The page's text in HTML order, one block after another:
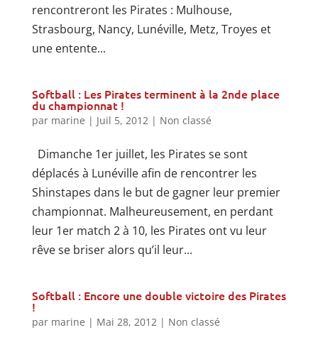
rencontreront les Pirates : Mulhouse,
Strasbourg, Nancy, Lunéville, Metz, Troyes et
une entente...
Softball : Les Pirates terminent à la 2nde place
du championnat !
par marine | Juil 5, 2012| Non classé
Dimanche 1er juillet, les Pirates se sont
déplacés à Lunéville afin de rencontrer les
Shinstapes dans le but de gagner leur premier
championnat. Malheureusement, en perdant
leur 1er match 2 à 10, les Pirates ont vu leur
rêve se briser alors qu’il leur...
Softball : Encore une double victoire des Pirates
!
par marine | Mai 28, 2012| Non classé